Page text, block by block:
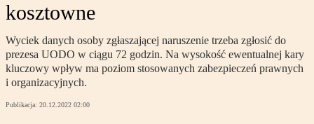
kosztowne
Wyciek danych osoby zgłaszającej naruszenie trzeba zgłosić do
prezesa UODO w ciągu 72 godzin. Na wysokość ewentualnej kary
kluczowy wpływ ma poziom stosowanych zabezpieczeń prawnych
i organizacyjnych.
Publikacja: 20.12.2022 02:00